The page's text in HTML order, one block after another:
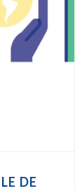
DE